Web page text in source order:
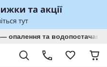
опалення та водопостачання